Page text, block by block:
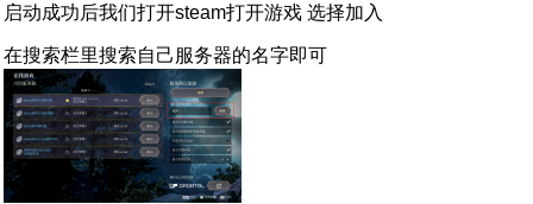
启动成功后我们打开steam打开游戏 选择加入
在搜索栏里搜索自己服务器的名字即可